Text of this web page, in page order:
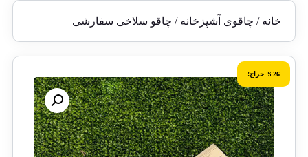
خانه / چاقوی آشپزخانه / چاقو سلاخی سفارشی
%26 حراج!